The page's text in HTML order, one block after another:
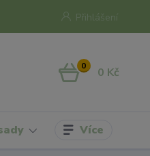
Přihlášení
0 0 Kč
Více